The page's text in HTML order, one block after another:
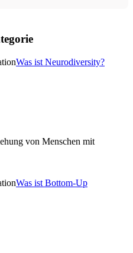
Was ist Neurodiversity?
von Menschen mit
Was ist Bottom-Up